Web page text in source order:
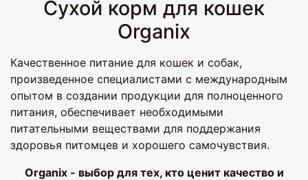
Сухой корм для кошек
Organix
Качественное питание для кошек и собак,
произведенное специалистами с международным
опытом в создании продукции для полноценного
питания, обеспечивает необходимыми
питательными веществами для поддержания
здоровья питомцев и хорошего самочувствия.
Organix - выбор для тех, кто ценит качество и